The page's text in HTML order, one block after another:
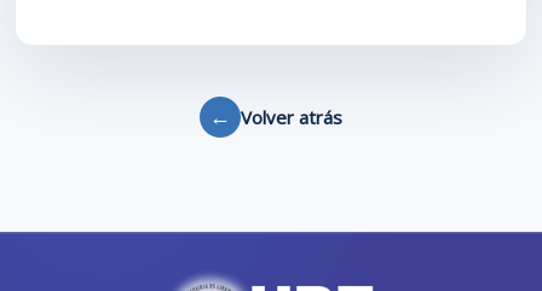
← Volver atrás